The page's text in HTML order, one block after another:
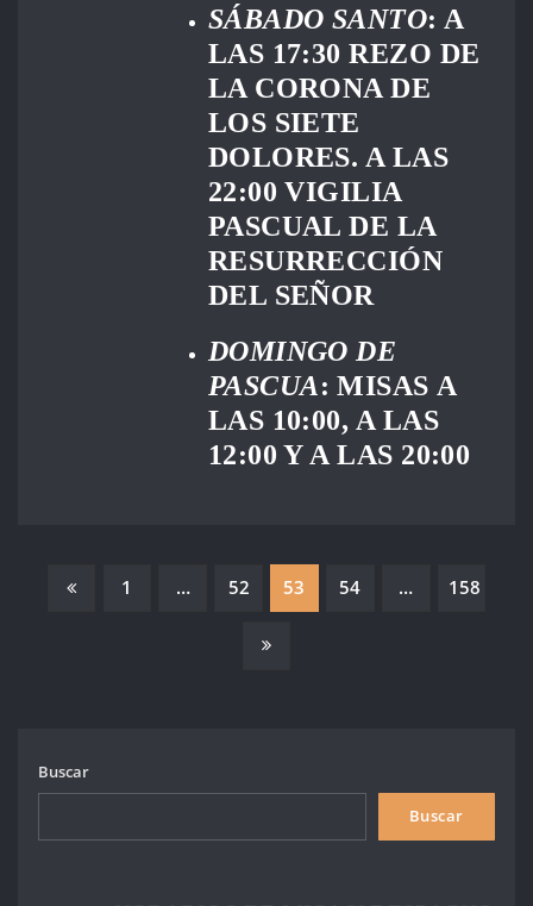
SÁBADO SANTO: A
LAS 17:30 REZO DE
LA CORONA DE
LOS SIETE
DOLORES. A LAS
22:00 VIGILIA
PASCUAL DE LA
RESURRECCIÓN
DEL SEÑOR
DOMINGO DE
PASCUA: MISAS A
LAS 10:00, A LAS
12:00 Y A LAS 20:00
PAGINACIÓN
1 … 52 53 54 … 158
Buscar
Buscar